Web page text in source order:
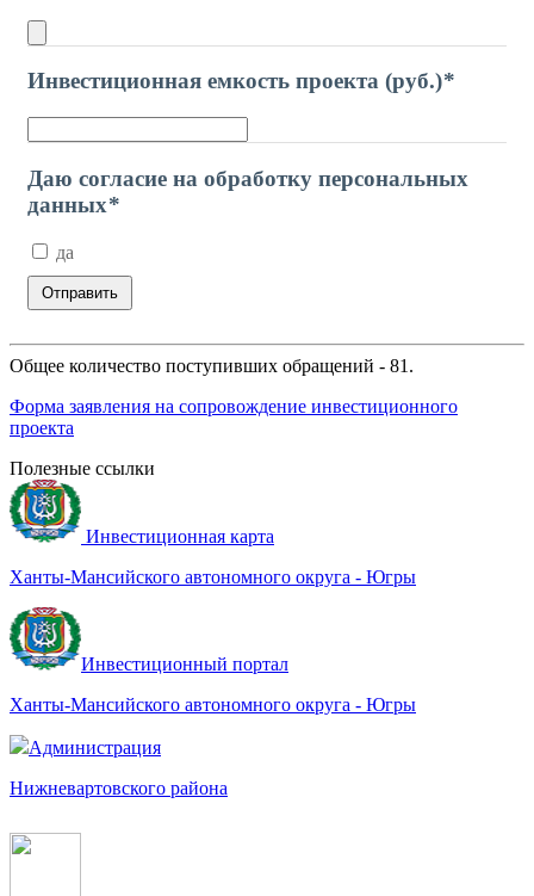
Общее количество поступивших обращений - 81.
Форма заявления на сопровождение инвестиционного
проекта
Полезные ссылки
Инвестиционная карта
Ханты-Мансийского автономного округа - Югры
Инвестиционный портал
Ханты-Мансийского автономного округа - Югры
Администрация
Нижневартовского района